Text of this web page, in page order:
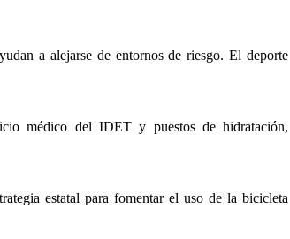
a alejarse de entornos de riesgo. El deporte
médico del IDET y puestos de hidratación,
estatal para fomentar el uso de la bicicleta